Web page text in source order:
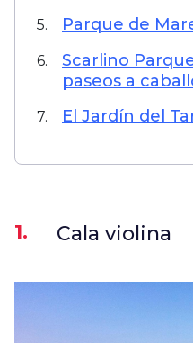
5. Parque de
6.
Scarlino
paseos a
7. El Jardín del
1. Cala violina